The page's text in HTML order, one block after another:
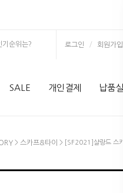
기순위는? 로그인 / 회원가입
SALE 개인결제 납품
> 스카프&타이 > [SF2021]샬랑드 스